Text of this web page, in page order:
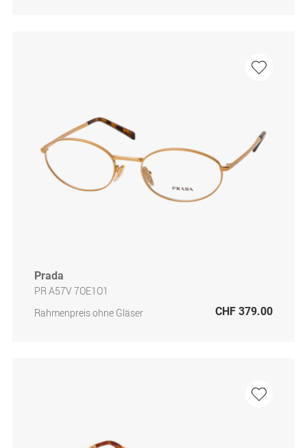
Prada
PR A57V 7OE1O1
Rahmenpreis ohne Gläser
CHF 379.00